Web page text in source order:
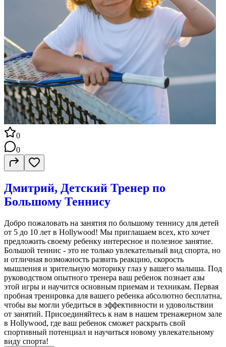
0
0
Дмитрий, Детский Тренер по
Большому Теннису
Добро пожаловать на занятия по большому теннису для детей
от 5 до 10 лет в Hollywood! Мы приглашаем всех, кто хочет
предложить своему ребенку интересное и полезное занятие.
Большой теннис - это не только увлекательный вид спорта, но
и отличная возможность развить реакцию, скорость
мышления и зрительную моторику глаз у вашего малыша. Под
руководством опытного тренера ваш ребенок познает азы
этой игры и научится основным приемам и техникам. Первая
пробная тренировка для вашего ребенка абсолютно бесплатна,
чтобы вы могли убедиться в эффективности и удовольствии
от занятий. Присоединяйтесь к нам в нашем тренажерном зале
в Hollywood, где ваш ребенок сможет раскрыть свой
спортивный потенциал и научиться новому увлекательному
виду спорта!